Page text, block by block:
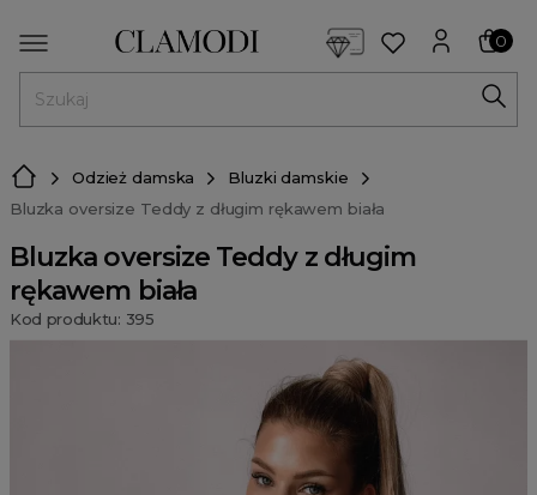
0
Odzież damska
Bluzki damskie
Bluzka oversize Teddy z długim rękawem biała
Bluzka oversize Teddy z długim
rękawem biała
Kod produktu: 395